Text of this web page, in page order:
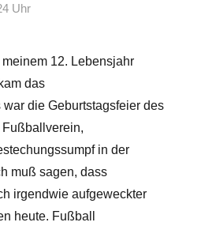
Uhr
12. Lebensjahr
das
die Geburtstagsfeier des
Fußballverein,
in der
muß sagen, dass
irgendwie aufgeweckter
heute. Fußball